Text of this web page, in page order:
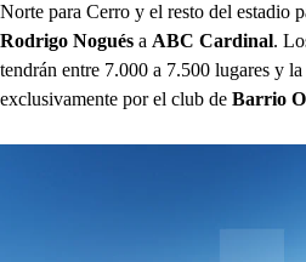
Norte para Cerro y el resto del estadio
Rodrigo Nogués a ABC Cardinal.
tendrán entre 7.000 a 7.500 lugares y la
exclusivamente por el club de Barrio